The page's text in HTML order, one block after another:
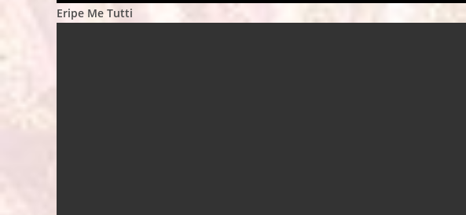
Eripe Me Tutti